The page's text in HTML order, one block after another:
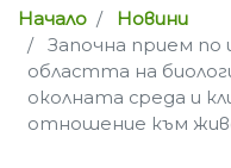
Начало
Новини
Започна прием
областта на
околната среда и
отношение към